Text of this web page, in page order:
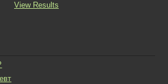
View Results